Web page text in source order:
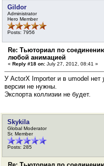
Gildor
Administrator
Hero Member
Posts: 7956
Re: Тьюториал по
любой анимацией
« Reply #18 on: July 27, 2012, 08:41 »
У ActorX Importer и в umodel нет
версии не нужны.
Экспорта коллизии не будет.
Skykila
Global Moderator
Sr. Member
Posts: 285